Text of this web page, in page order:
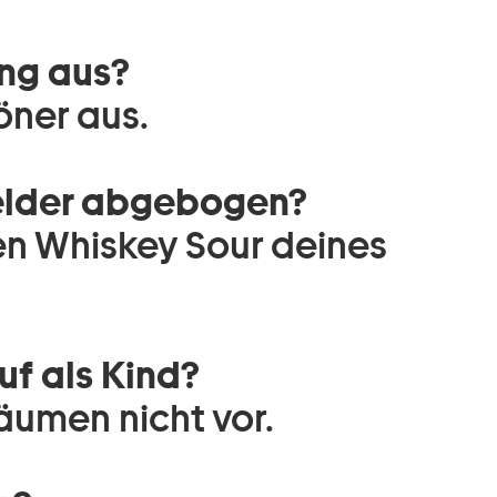
aus?
aus.
abgebogen?
Whiskey Sour deines
als Kind?
nicht vor.